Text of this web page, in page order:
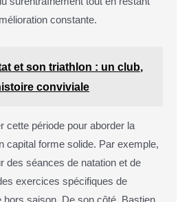
constante.
et son triathlon : un club,
conviviale
cette période pour aborder la
capital forme solide. Par exemple,
des séances de natation et de
exercices spécifiques de